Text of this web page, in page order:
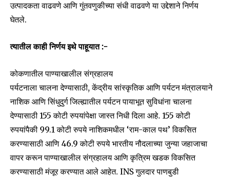
उत्पादकता वाढवणे आणि गुंतवणुकीच्या संधी वाढवणे या उद्देशाने निर्णय
घेतले.
त्यातील काही निर्णय इथे पाहूयात :-
कोकणातील पाण्याखालील संग्रहालय
पर्यटनाला चालना देण्यासाठी, केंद्रीय सांस्कृतिक आणि पर्यटन मंत्रालयाने
नाशिक आणि सिंधुदुर्ग जिल्ह्यातील पर्यटन पायाभूत सुविधांना चालना
देण्यासाठी 155 कोटी रुपयांपेक्षा जास्त निधी दिला आहे. 155 कोटी
रुपयांपैकी 99.1 कोटी रुपये नाशिकमधील ‘राम-काल पथ’ विकसित
करण्यासाठी आणि 46.9 कोटी रुपये भारतीय नौदलाच्या जुन्या जहाजाचा
वापर करून पाण्याखालील संग्रहालय आणि कृत्रिम खडक विकसित
करण्यासाठी मंजूर करण्यात आले आहेत. INS गुलदार पाणबुडी